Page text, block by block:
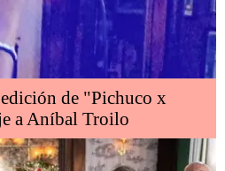
de "Pichuco x
a Aníbal Troilo